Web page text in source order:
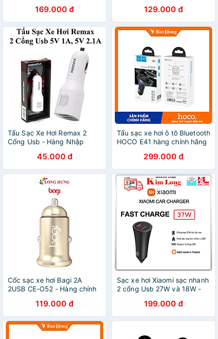
169.000 đ 129.000 đ
Tẩu Sạc Xe Hơi Remax 2
Cổng Usb - Hàng Nhập
45.000 đ
Tẩu sạc xe hơi ô tô Bluetooth
HOCO E41 hàng chính hãng
299.000 đ
Cốc sạc xe hơi Bagi 2A
2USB CE-O52 - Hàng chính
119.000 đ
Sạc xe hơi Xiaomi sạc nhanh
2 cổng Usb 27W và 18W -
199.000 đ